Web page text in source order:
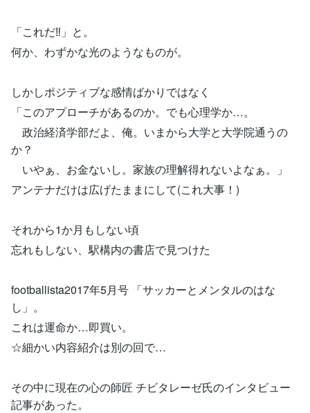
「これだ‼︎」と。
何か、わずかな光のようなものが。
しかしポジティブな感情ばかりではなく
「このアプローチがあるのか。でも心理学か…。
政治経済学部だよ、俺。いまから大学と大学院通うの
か？
いやぁ、お金ないし。家族の理解得れないよなぁ。」
アンテナだけは広げたままにして(これ大事！)
それから1か月もしない頃
忘れもしない、駅構内の書店で見つけた
footballista2017年5月号 「サッカーとメンタルのはな
し」。
これは運命か…即買い。
☆細かい内容紹介は別の回で…
その中に現在の心の師匠 チビタレーゼ氏のインタビュー
記事があった。